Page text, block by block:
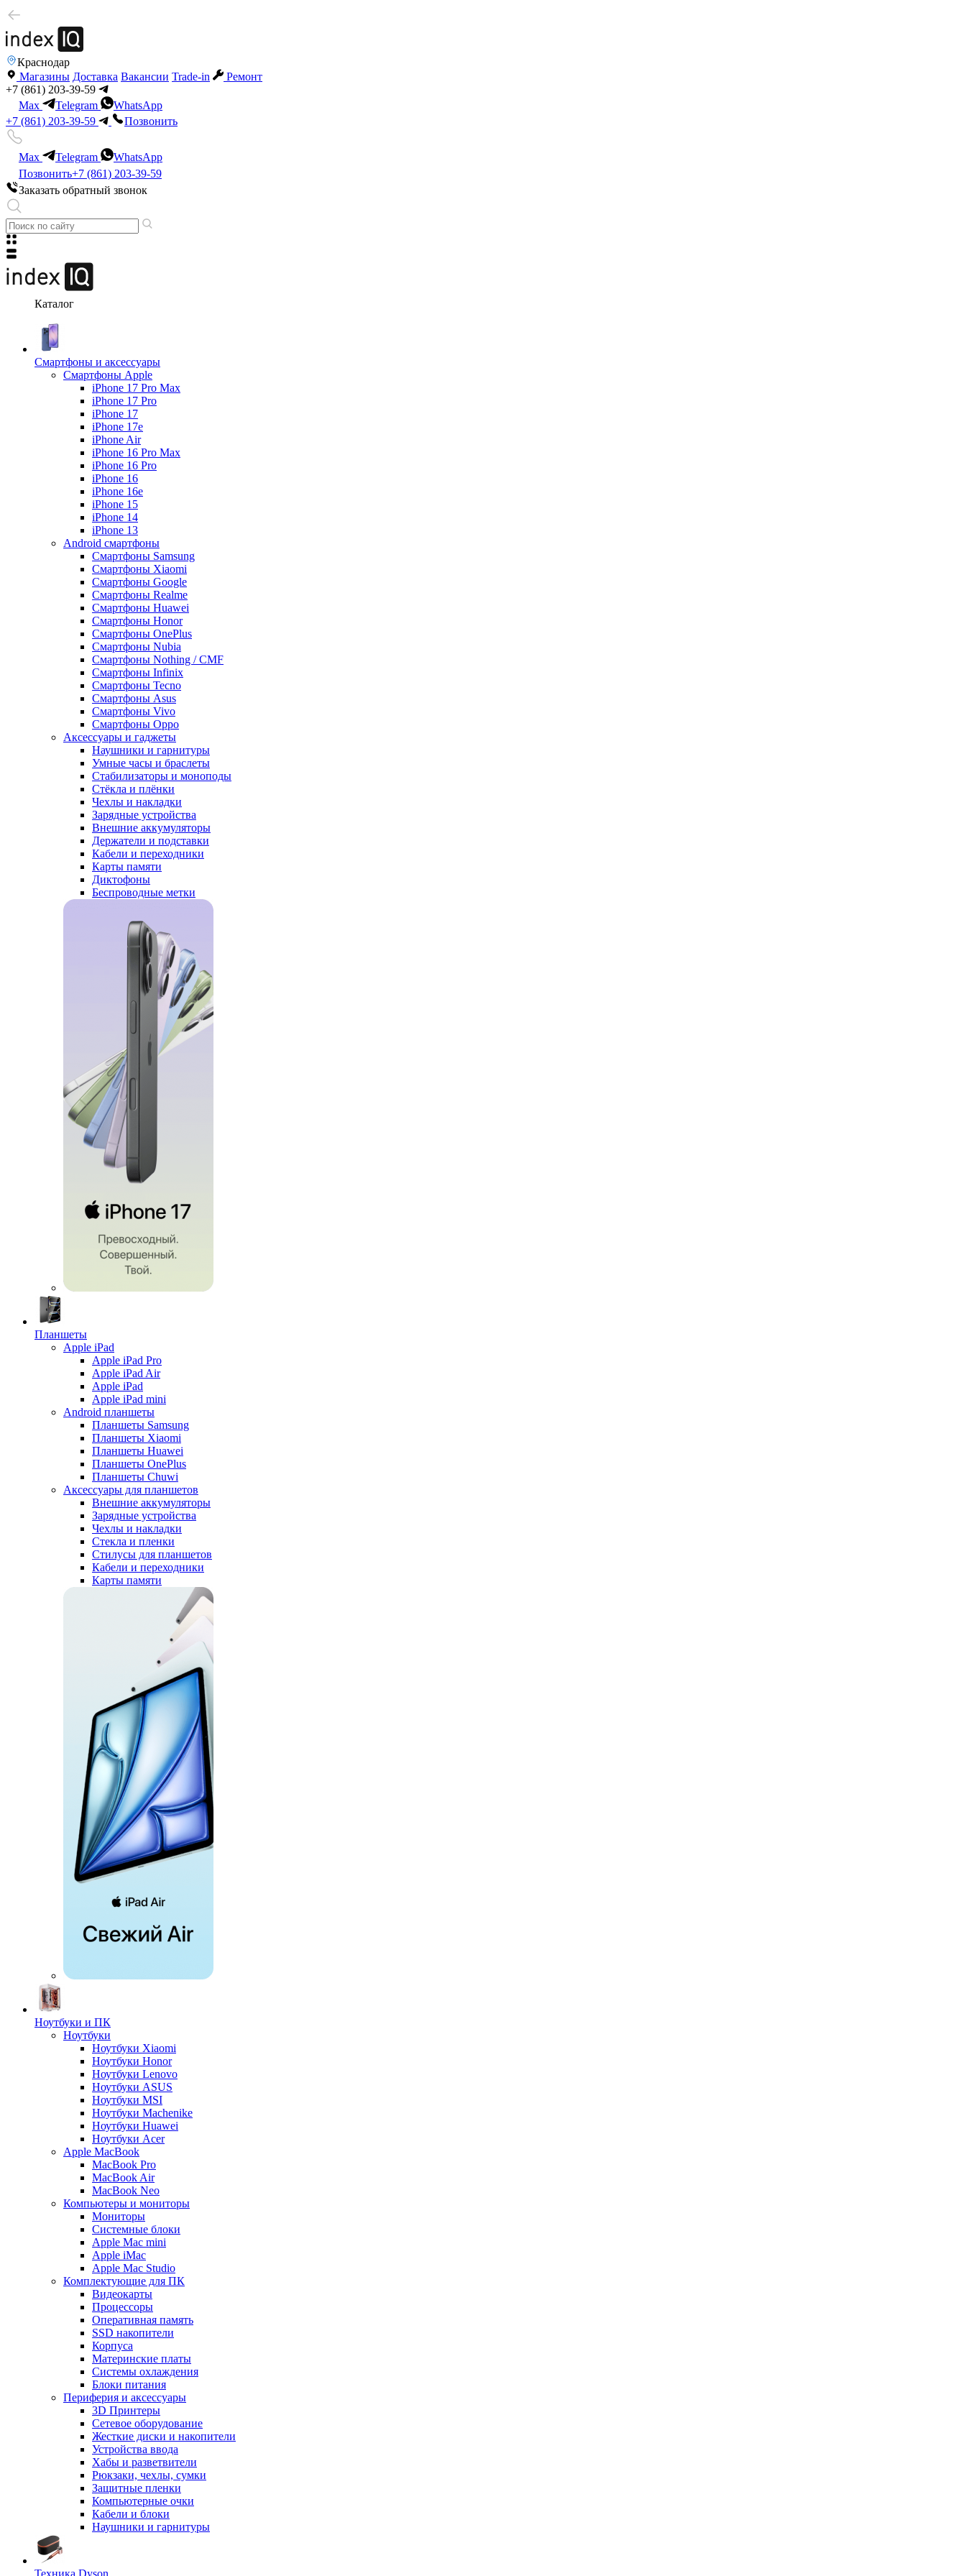
Краснодар
Магазины Доставка Вакансии Trade-in
Ремонт
+7 (861) 203-39-59
Max
Telegram
WhatsApp
+7 (861) 203-39-59
Позвонить
Max Telegram
WhatsApp
Позвонить+7 (861) 203-39-59
Заказать обратный звонок
Каталог
Смартфоны и аксессуары
Смартфоны Apple
iPhone 17 Pro Max
iPhone 17 Pro
iPhone 17
iPhone 17e
iPhone Air
iPhone 16 Pro Max
iPhone 16 Pro
iPhone 16
iPhone 16e
iPhone 15
iPhone 14
iPhone 13
Android cмартфоны
Смартфоны Samsung
Смартфоны Xiaomi
Смартфоны Google
Смартфоны Realme
Смартфоны Huawei
Смартфоны Honor
Смартфоны OnePlus
Смартфоны Nubia
Смартфоны Nothing / CMF
Смартфоны Infinix
Смартфоны Tecno
Смартфоны Asus
Смартфоны Vivo
Смартфоны Oppo
Аксессуары и гаджеты
Наушники и гарнитуры
Умные часы и браслеты
Стабилизаторы и моноподы
Стёкла и плёнки
Чехлы и накладки
Зарядные устройства
Внешние аккумуляторы
Держатели и подставки
Кабели и переходники
Карты памяти
Диктофоны
Беспроводные метки
Планшеты
Apple iPad
Apple iPad Pro
Apple iPad Air
Apple iPad
Apple iPad mini
Android планшеты
Планшеты Samsung
Планшеты Xiaomi
Планшеты Huawei
Планшеты OnePlus
Планшеты Chuwi
Аксессуары для планшетов
Внешние аккумуляторы
Зарядные устройства
Чехлы и накладки
Стекла и пленки
Стилусы для планшетов
Кабели и переходники
Карты памяти
Ноутбуки и ПК
Ноутбуки
Ноутбуки Xiaomi
Ноутбуки Honor
Ноутбуки Lenovo
Ноутбуки ASUS
Ноутбуки MSI
Ноутбуки Machenike
Ноутбуки Huawei
Ноутбуки Acer
Apple MacBook
MacBook Pro
MacBook Air
MacBook Neo
Компьютеры и мониторы
Мониторы
Системные блоки
Apple Mac mini
Apple iMac
Apple Mac Studio
Комплектующие для ПК
Видеокарты
Процессоры
Оперативная память
SSD накопители
Корпуса
Материнские платы
Системы охлаждения
Блоки питания
Периферия и аксессуары
3D Принтеры
Сетевое оборудование
Жесткие диски и накопители
Устройства ввода
Хабы и разветвители
Рюкзаки, чехлы, сумки
Защитные пленки
Компьютерные очки
Кабели и блоки
Наушники и гарнитуры
Техника Dyson